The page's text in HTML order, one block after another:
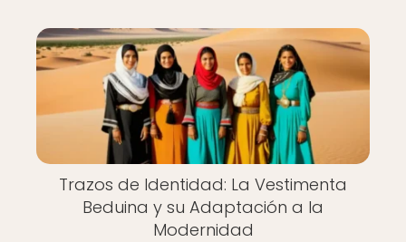
Trazos de Identidad: La Vestimenta
Beduina y su Adaptación a la
Modernidad